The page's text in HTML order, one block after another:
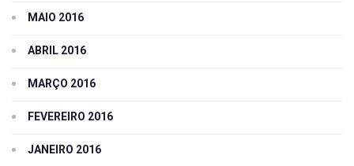
MAIO 2016
ABRIL 2016
MARÇO 2016
FEVEREIRO 2016
JANEIRO 2016